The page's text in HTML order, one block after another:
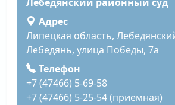
Адрес
Липецкая область,
Лебедянь, улица Победы, 7а
Телефон
+7 (47466) 5-69-58
+7 (47466) 5-25-54 (приемная)